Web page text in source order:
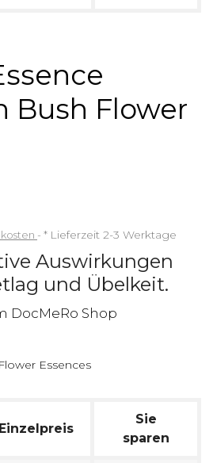
Bush Flower
* Lieferzeit 2-3 Werktage
Auswirkungen
und Übelkeit.
Essences
Einzelpreis
Sie
sparen